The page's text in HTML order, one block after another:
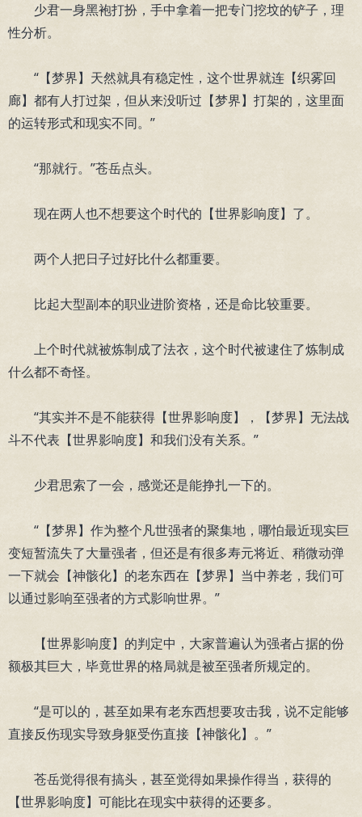
少君一身黑袍打扮，手中拿着一把专门挖坟的铲子，理
性分析。
“【梦界】天然就具有稳定性，这个世界就连【织雾回
廊】都有人打过架，但从来没听过【梦界】打架的，这里面
的运转形式和现实不同。”
“那就行。”苍岳点头。
现在两人也不想要这个时代的【世界影响度】了。
两个人把日子过好比什么都重要。
比起大型副本的职业进阶资格，还是命比较重要。
上个时代就被炼制成了法衣，这个时代被逮住了炼制成
什么都不奇怪。
“其实并不是不能获得【世界影响度】，【梦界】无法战
斗不代表【世界影响度】和我们没有关系。”
少君思索了一会，感觉还是能挣扎一下的。
“【梦界】作为整个凡世强者的聚集地，哪怕最近现实巨
变短暂流失了大量强者，但还是有很多寿元将近、稍微动弹
一下就会【神骸化】的老东西在【梦界】当中养老，我们可
以通过影响至强者的方式影响世界。”
【世界影响度】的判定中，大家普遍认为强者占据的份
额极其巨大，毕竟世界的格局就是被至强者所规定的。
“是可以的，甚至如果有老东西想要攻击我，说不定能够
直接反伤现实导致身躯受伤直接【神骸化】。”
苍岳觉得很有搞头，甚至觉得如果操作得当，获得的
【世界影响度】可能比在现实中获得的还要多。